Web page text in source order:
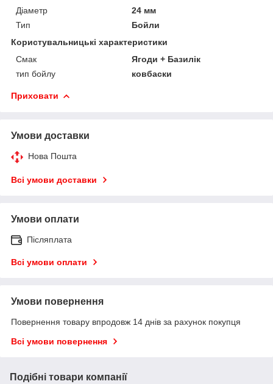
Діаметр
24 мм
Тип
Бойли
Користувальницькі характеристики
Смак
Ягоди + Базилік
тип бойлу
ковбаски
Приховати
Умови доставки
Нова Пошта
Всі умови доставки
Умови оплати
Післяплата
Всі умови оплати
Умови повернення
Повернення товару впродовж 14 днів за рахунок покупця
Всі умови повернення
Подібні товари компанії